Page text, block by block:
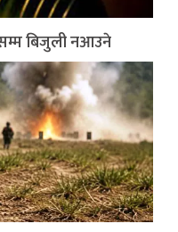
बिजुली नआउने